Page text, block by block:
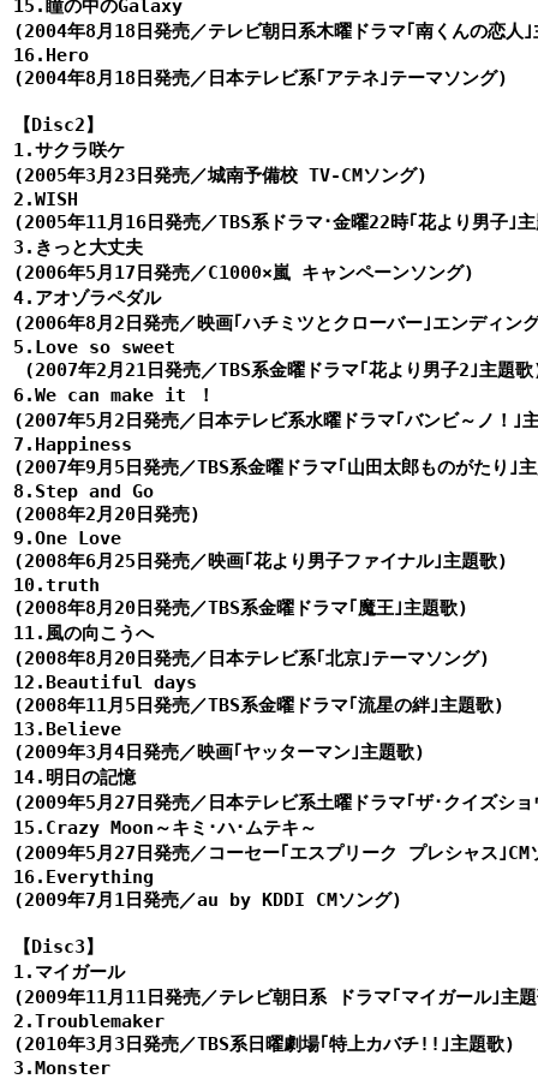
15.瞳の中のGalaxy
(2004年8月18日発売／テレビ朝日系木曜ドラマ｢南くんの恋人
16.Hero
(2004年8月18日発売／日本テレビ系｢アテネ｣テーマソング)
【Disc2】
1.サクラ咲ケ
(2005年3月23日発売／城南予備校 TV-CMソング)
2.WISH
(2005年11月16日発売／TBS系ドラマ･金曜22時｢花より男子｣
3.きっと大丈夫
(2006年5月17日発売／C1000×嵐 キャンペーンソング)
4.アオゾラペダル
(2006年8月2日発売／映画｢ハチミツとクローバー｣エンディン
5.Love so sweet
(2007年2月21日発売／TBS系金曜ドラマ｢花より男子2｣主題
6.We can make it ！
(2007年5月2日発売／日本テレビ系水曜ドラマ｢バンビ～ノ！｣
7.Happiness
(2007年9月5日発売／TBS系金曜ドラマ｢山田太郎ものがたり｣
8.Step and Go
(2008年2月20日発売)
9.One Love
(2008年6月25日発売／映画｢花より男子ファイナル｣主題歌)
10.truth
(2008年8月20日発売／TBS系金曜ドラマ｢魔王｣主題歌)
11.風の向こうへ
(2008年8月20日発売／日本テレビ系｢北京｣テーマソング)
12.Beautiful days
(2008年11月5日発売／TBS系金曜ドラマ｢流星の絆｣主題歌)
13.Believe
(2009年3月4日発売／映画｢ヤッターマン｣主題歌)
14.明日の記憶
(2009年5月27日発売／日本テレビ系土曜ドラマ｢ザ･クイズシ
15.Crazy Moon～キミ･ハ･ムテキ～
(2009年5月27日発売／コーセー｢エスプリーク プレシャス｣CM
16.Everything
(2009年7月1日発売／au by KDDI CMソング)
【Disc3】
1.マイガール
(2009年11月11日発売／テレビ朝日系 ドラマ｢マイガール｣主
2.Troublemaker
(2010年3月3日発売／TBS系日曜劇場｢特上カバチ!!｣主題歌)
3.Monster